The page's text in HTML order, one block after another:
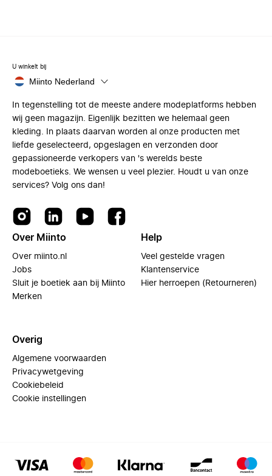
U winkelt bij
Miinto Nederland
In tegenstelling tot de meeste andere modeplatforms hebben
wij geen magazijn. Eigenlijk bezitten we helemaal geen
kleding. In plaats daarvan worden al onze producten met
liefde geselecteerd, opgeslagen en verzonden door
gepassioneerde verkopers van 's werelds beste
modeboetieks. We wensen u veel plezier. Houdt u van onze
services? Volg ons dan!
Over Miinto
Over miinto.nl
Jobs
Sluit je boetiek aan bij Miinto
Merken
Help
Veel gestelde vragen
Klantenservice
Hier herroepen (Retourneren)
Overig
Algemene voorwaarden
Privacywetgeving
Cookiebeleid
Cookie instellingen